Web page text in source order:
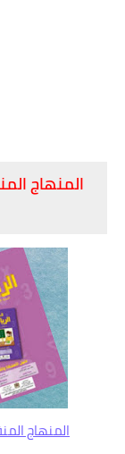
​المنهاج
​المنهاج